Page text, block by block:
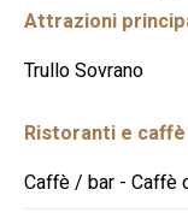
Attrazioni
Trullo Sovrano
Ristoranti e caffè
Caffè / bar - Caffè